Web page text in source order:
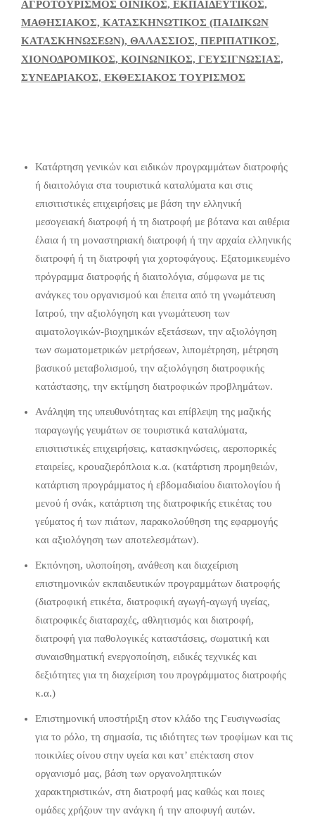
ΑΓΡΟΤΟΥΡΙΣΜΟΣ ΟΙΝΙΚΟΣ, ΕΚΠΑΙΔΕΥΤΙΚΟΣ,
ΜΑΘΗΣΙΑΚΟΣ, ΚΑΤΑΣΚΗΝΩΤΙΚΟΣ (ΠΑΙΔΙΚΩΝ
ΚΑΤΑΣΚΗΝΩΣΕΩΝ), ΘΑΛΑΣΣΙΟΣ, ΠΕΡΙΠΑΤΙΚΟΣ,
ΧΙΟΝΟΔΡΟΜΙΚΟΣ, ΚΟΙΝΩΝΙΚΟΣ, ΓΕΥΣΙΓΝΩΣΙΑΣ,
ΣΥΝΕΔΡΙΑΚΟΣ, ΕΚΘΕΣΙΑΚΟΣ ΤΟΥΡΙΣΜΟΣ
Κατάρτηση γενικών και ειδικών προγραμμάτων διατροφής
ή διαιτολόγια στα τουριστικά καταλύματα και στις
επισιτιστικές επιχειρήσεις με βάση την ελληνική
μεσογειακή διατροφή ή τη διατροφή με βότανα και αιθέρια
έλαια ή τη μοναστηριακή διατροφή ή την αρχαία ελληνικής
διατροφή ή τη διατροφή για χορτοφάγους. Εξατομικευμένο
πρόγραμμα διατροφής ή διαιτολόγια, σύμφωνα με τις
ανάγκες του οργανισμού και έπειτα από τη γνωμάτευση
Ιατρού, την αξιολόγηση και γνωμάτευση των
αιματολογικών-βιοχημικών εξετάσεων, την αξιολόγηση
των σωματομετρικών μετρήσεων, λιπομέτρηση, μέτρηση
βασικού μεταβολισμού, την αξιολόγηση διατροφικής
κατάστασης, την εκτίμηση διατροφικών προβλημάτων.
Ανάληψη της υπευθυνότητας και επίβλεψη της μαζικής
παραγωγής γευμάτων σε τουριστικά καταλύματα,
επισιτιστικές επιχειρήσεις, κατασκηνώσεις, αεροπορικές
εταιρείες, κρουαζιερόπλοια κ.α. (κατάρτιση προμηθειών,
κατάρτιση προγράμματος ή εβδομαδιαίου διαιτολογίου ή
μενού ή σνάκ, κατάρτιση της διατροφικής ετικέτας του
γεύματος ή των πιάτων, παρακολούθηση της εφαρμογής
και αξιολόγηση των αποτελεσμάτων).
Εκπόνηση, υλοποίηση, ανάθεση και διαχείριση
επιστημονικών εκπαιδευτικών προγραμμάτων διατροφής
(διατροφική ετικέτα, διατροφική αγωγή-αγωγή υγείας,
διατροφικές διαταραχές, αθλητισμός και διατροφή,
διατροφή για παθολογικές καταστάσεις, σωματική και
συναισθηματική ενεργοποίηση, ειδικές τεχνικές και
δεξιότητες για τη διαχείριση του προγράμματος διατροφής
κ.α.)
Επιστημονική υποστήριξη στον κλάδο της Γευσιγνωσίας
για το ρόλο, τη σημασία, τις ιδιότητες των τροφίμων και τις
ποικιλίες οίνου στην υγεία και κατ’ επέκταση στον
οργανισμό μας, βάση των οργανοληπτικών
χαρακτηριστικών, στη διατροφή μας καθώς και ποιες
ομάδες χρήζουν την ανάγκη ή την αποφυγή αυτών.